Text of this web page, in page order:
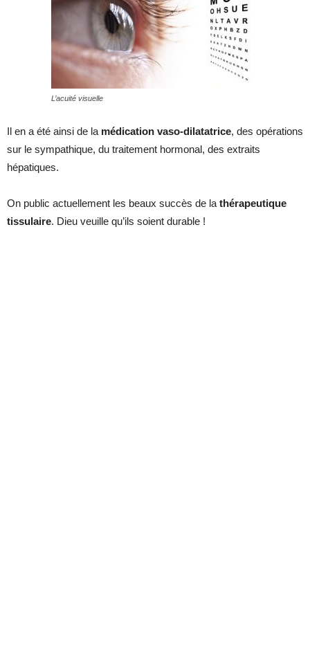
L’acuité visuelle
Il en a été ainsi de la médication vaso-dilatatrice, des opérations
sur le sympathique, du traitement hormonal, des extraits
hépatiques.
On public actuellement les beaux succès de la thérapeutique
tissulaire. Dieu veuille qu’ils soient durable !